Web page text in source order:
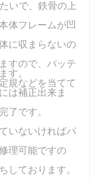
いで、鉄骨の上
体フレームが凹
に収まらないの
すので、バッテ
す。
規などを当てて
は補正出来ま
了です。
いないければパ
理可能ですの
しております。